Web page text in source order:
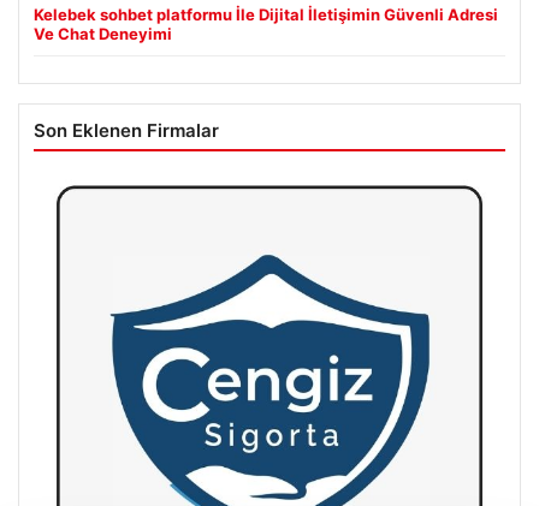
Kelebek sohbet platformu İle Dijital İletişimin Güvenli Adresi
Ve Chat Deneyimi
Son Eklenen Firmalar